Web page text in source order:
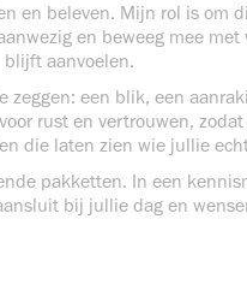
en beleven. Mijn rol is om
en beweeg mee
blijft aanvoelen.
een blik, een
rust en vertrouwen,
die laten zien wie jullie
pakketten. In een
bij jullie dag en